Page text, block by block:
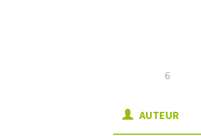
AUTEUR